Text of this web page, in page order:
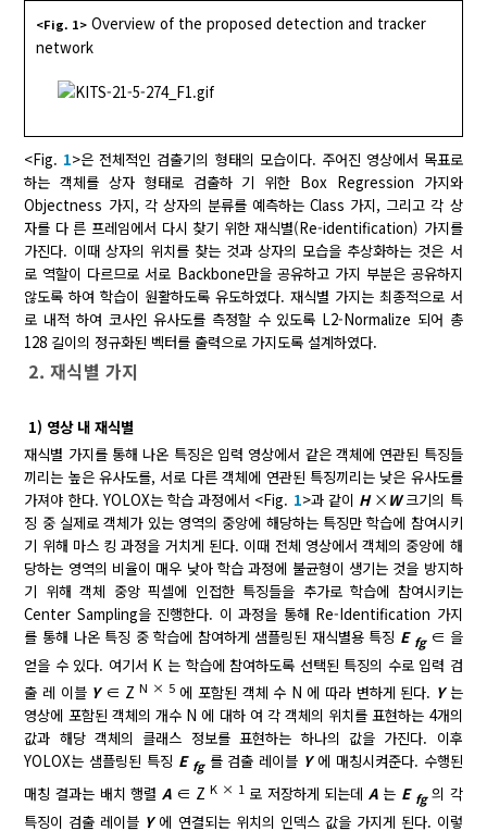
<Fig. 1> Overview of the proposed detection and tracker
network
<Fig. 1>은 전체적인 검출기의 형태의 모습이다. 주어진 영상에서 목표로
하는 객체를 상자 형태로 검출하 기 위한 Box Regression 가지와
Objectness 가지, 각 상자의 분류를 예측하는 Class 가지, 그리고 각 상
자를 다 른 프레임에서 다시 찾기 위한 재식별(Re-identification) 가지를
가진다. 이때 상자의 위치를 찾는 것과 상자의 모습을 추상화하는 것은 서
로 역할이 다르므로 서로 Backbone만을 공유하고 가지 부분은 공유하지
않도록 하여 학습이 원활하도록 유도하였다. 재식별 가지는 최종적으로 서
로 내적 하여 코사인 유사도를 측정할 수 있도록 L2-Normalize 되어 총
128 길이의 정규화된 벡터를 출력으로 가지도록 설계하였다.
2. 재식별 가지
1) 영상 내 재식별
재식별 가지를 통해 나온 특징은 입력 영상에서 같은 객체에 연관된 특징들
끼리는 높은 유사도를, 서로 다른 객체에 연관된 특징끼리는 낮은 유사도를
가져야 한다. YOLOX는 학습 과정에서 <Fig. 1>과 같이 H× W크기의 특
징 중 실제로 객체가 있는 영역의 중앙에 해당하는 특징만 학습에 참여시키
기 위해 마스 킹 과정을 거치게 된다. 이때 전체 영상에서 객체의 중앙에 해
당하는 영역의 비율이 매우 낮아 학습 과정에 불균형이 생기는 것을 방지하
기 위해 객체 중앙 픽셀에 인접한 특징들을 추가로 학습에 참여시키는
Center Sampling을 진행한다. 이 과정을 통해 Re-Identification 가지
를 통해 나온 특징 중 학습에 참여하게 샘플링된 재식별용 특징 E fg∈ 을
얻을 수 있다. 여기서 K 는 학습에 참여하도록 선택된 특징의 수로 입력 검
출 레 이블 Y∈ ZN × 5에 포함된 객체 수 N 에 따라 변하게 된다. Y는
영상에 포함된 객체의 개수 N 에 대하 여 각 객체의 위치를 표현하는 4개의
값과 해당 객체의 클래스 정보를 표현하는 하나의 값을 가진다. 이후
YOLOX는 샘플링된 특징 E fg를 검출 레이블 Y에 매칭시켜준다. 수행된
매칭 결과는 배치 행렬 A∈ ZK × 1로 저장하게 되는데 A는 E fg의 각
특징이 검출 레이블 Y에 연결되는 위치의 인덱스 값을 가지게 된다. 이렇